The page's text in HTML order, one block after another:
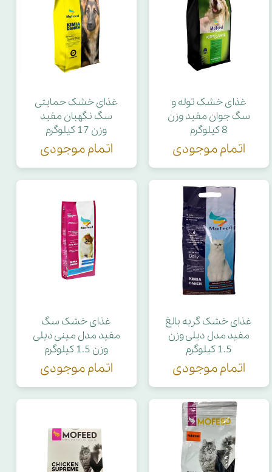
غذای خشک توله و
سگ جوان مفید وزن
8 کیلوگرم
اتمام موجودی
غذای خشک حمایتی
سگ نگهبان مفید
وزن 17 کیلوگرم
اتمام موجودی
غذای خشک گربه بالغ
مفید مدل دیلی وزن
1.5 کیلوگرم
اتمام موجودی
غذای خشک سگ
مفید مدل مینی دیلی
وزن 1.5 کیلوگرم
اتمام موجودی